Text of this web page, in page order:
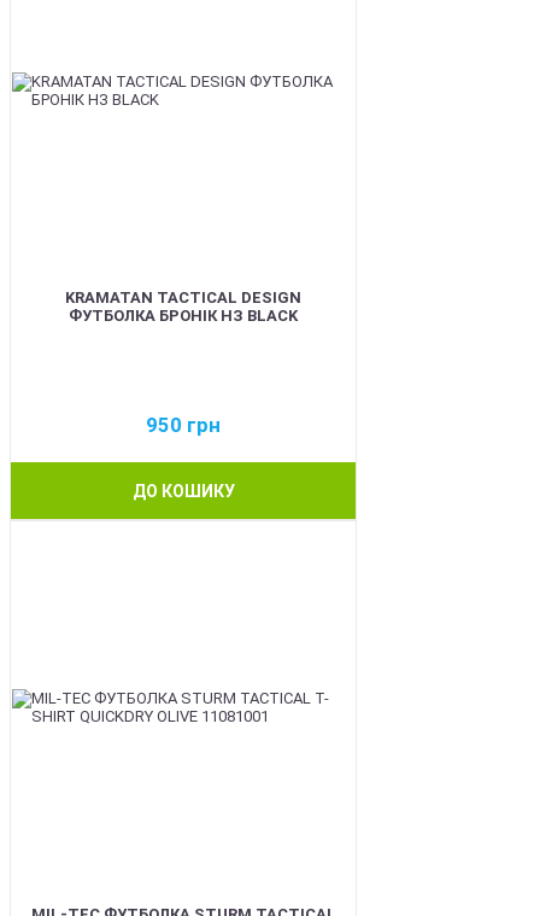
KRAMATAN TACTICAL DESIGN
ФУТБОЛКА БРОНІК НЗ BLACK
950 грн
ДО КОШИКУ